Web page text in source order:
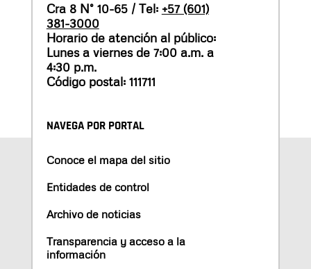
Cra 8 N° 10-65 / Tel: +57 (601)
381-3000
Horario de atención al público:
Lunes a viernes de 7:00 a.m. a
4:30 p.m.
Código postal: 111711
NAVEGA POR PORTAL
Conoce el mapa del sitio
Entidades de control
Archivo de noticias
Transparencia y acceso a la
información